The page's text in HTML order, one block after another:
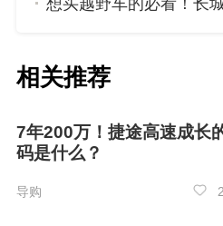
众车网经销商
在全国经销商报价为7.98
全国经销商报价为
YOUNG光
相关推荐
7年200万！捷途高速成长
码是什么？
导购